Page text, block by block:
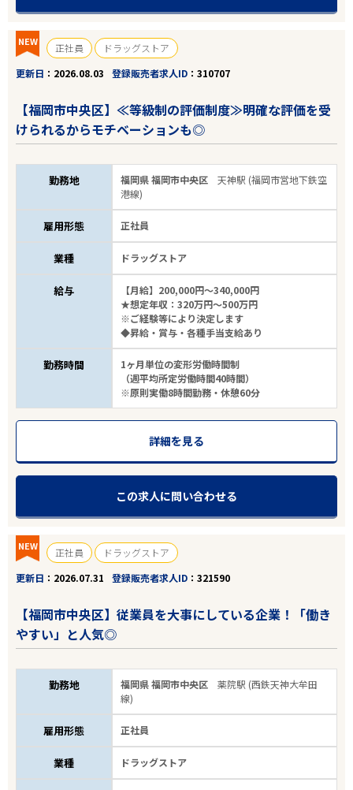
NEW 正社員
ドラッグストア
更新日
2026.08.03 登録販売者求人ID 310707
【福岡市中央区】≪等級制の評価制度≫明確な評価を受
けられるからモチベーションも◎
勤務地 福岡県 福岡市中央区天神駅 (福岡市営地下鉄空
港線)
雇用形態 正社員
業種 ドラッグストア
給与
【月給】200,000円～340,000円
★想定年収：320万円～500万円
※ご経験等により決定します
◆昇給・賞与・各種手当支給あり
勤務時間
1ヶ月単位の変形労働時間制
（週平均所定労働時間40時間）
※原則実働8時間勤務・休憩60分
詳細を見る
この求人に問い合わせる
NEW 正社員
ドラッグストア
更新日
2026.07.31 登録販売者求人ID 321590
【福岡市中央区】従業員を大事にしている企業！「働き
やすい」と人気◎
勤務地 福岡県 福岡市中央区薬院駅 (西鉄天神大牟田
線)
雇用形態 正社員
業種 ドラッグストア